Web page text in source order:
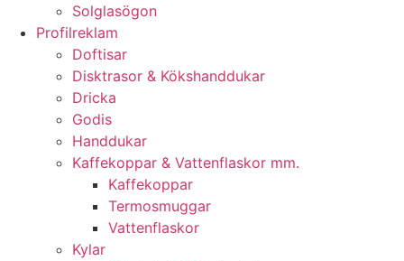
Solglasögon
Profilreklam
Doftisar
Disktrasor & Kökshanddukar
Dricka
Godis
Handdukar
Kaffekoppar & Vattenflaskor mm.
Kaffekoppar
Termosmuggar
Vattenflaskor
Kylar